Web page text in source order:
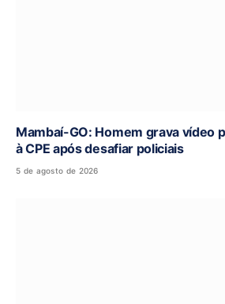
Mambaí-GO: Homem grava vídeo
à CPE após desafiar policiais
5 de agosto de 2026